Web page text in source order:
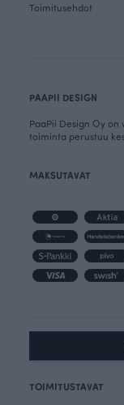
Toimitusehdot
PAAPII DESIGN
PaaPii Design Oy
toiminta perustuu
MAKSUTAVAT
TOIMITUSTAVAT